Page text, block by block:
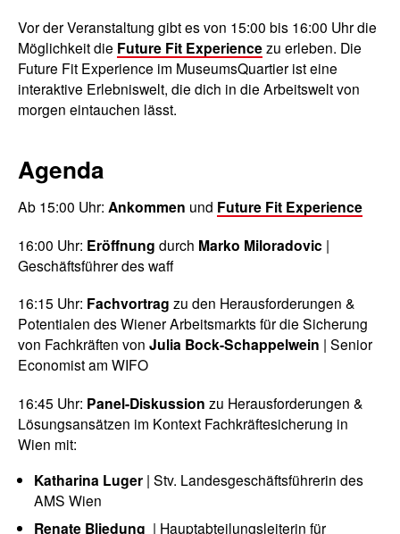
Vor der Veranstaltung gibt es von 15:00 bis 16:00 Uhr die
Möglichkeit die Future Fit Experiencezu erleben. Die
Future Fit Experience im MuseumsQuartier ist eine
interaktive Erlebniswelt, die dich in die Arbeitswelt von
morgen eintauchen lässt.
Agenda
Ab 15:00 Uhr: Ankommen und Future Fit Experience
16:00 Uhr: Eröffnung durch Marko Miloradovic |
Geschäftsführer des waff
16:15 Uhr: Fachvortrag zu den Herausforderungen &
Potentialen des Wiener Arbeitsmarkts für die Sicherung
von Fachkräften von Julia Bock-Schappelwein | Senior
Economist am WIFO
16:45 Uhr: Panel-Diskussion zu Herausforderungen &
Lösungsansätzen im Kontext Fachkräftesicherung in
Wien mit:
Katharina Luger| Stv. Landesgeschäftsführerin des
AMS Wien
Renate Bliedung | Hauptabteilungsleiterin für